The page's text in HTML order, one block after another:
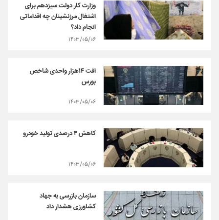
وزارت کار دولت سیزدهم برای
اشتغال مرزنشینان چه اقداماتی
انجام داد؟
۱۴۰۳/۰۵/۰۶
افت ۱۴هزار واحدی شاخص
بورس
۱۴۰۳/۰۵/۰۶
کاهش ۴ درصدی تولید خودرو
۱۴۰۳/۰۵/۰۶
سازمان بازرسی به جهاد
کشاورزی هشدار داد